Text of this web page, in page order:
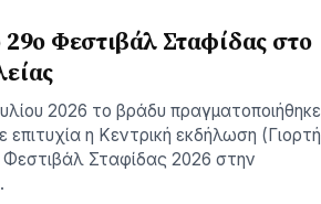
29ο Φεστιβάλ Σταφίδας στο
2026 το βράδυ πραγματοποιήθηκε
επιτυχία η Κεντρική εκδήλωση (Γιορτή
Σταφίδας 2026 στην